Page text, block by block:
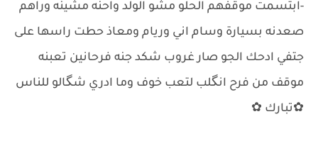
-ابتسمت موقفهم الحلو مشو الولد واحنه مشينه وراهم
صعدنه بسيارة وسام اني وريام ومعاذ حطت راسها على
جتفي ادحك الجو صار غروب شكد جنه فرحانين تعبنه
موقف من فرح انگلب لتعب خوف وما ادري شگالو للناس
✿تبارك ✿